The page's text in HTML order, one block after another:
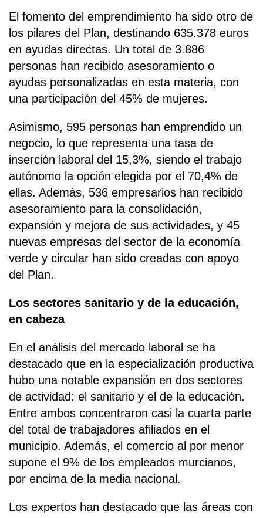
El fomento del emprendimiento ha sido otro de
los pilares del Plan, destinando 635.378 euros
en ayudas directas. Un total de 3.886
personas han recibido asesoramiento o
ayudas personalizadas en esta materia, con
una participación del 45% de mujeres.
Asimismo, 595 personas han emprendido un
negocio, lo que representa una tasa de
inserción laboral del 15,3%, siendo el trabajo
autónomo la opción elegida por el 70,4% de
ellas. Además, 536 empresarios han recibido
asesoramiento para la consolidación,
expansión y mejora de sus actividades, y 45
nuevas empresas del sector de la economía
verde y circular han sido creadas con apoyo
del Plan.
Los sectores sanitario y de la educación,
en cabeza
En el análisis del mercado laboral se ha
destacado que en la especialización productiva
hubo una notable expansión en dos sectores
de actividad: el sanitario y el de la educación.
Entre ambos concentraron casi la cuarta parte
del total de trabajadores afiliados en el
municipio. Además, el comercio al por menor
supone el 9% de los empleados murcianos,
por encima de la media nacional.
Los expertos han destacado que las áreas con